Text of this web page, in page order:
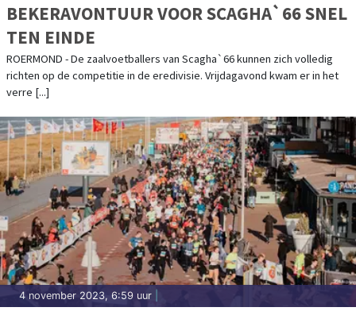
BEKERAVONTUUR VOOR SCAGHA`66 SNEL
TEN EINDE
ROERMOND - De zaalvoetballers van Scagha`66 kunnen zich volledig
richten op de competitie in de eredivisie. Vrijdagavond kwam er in het
verre [...]
4 november 2023, 6:59 uur